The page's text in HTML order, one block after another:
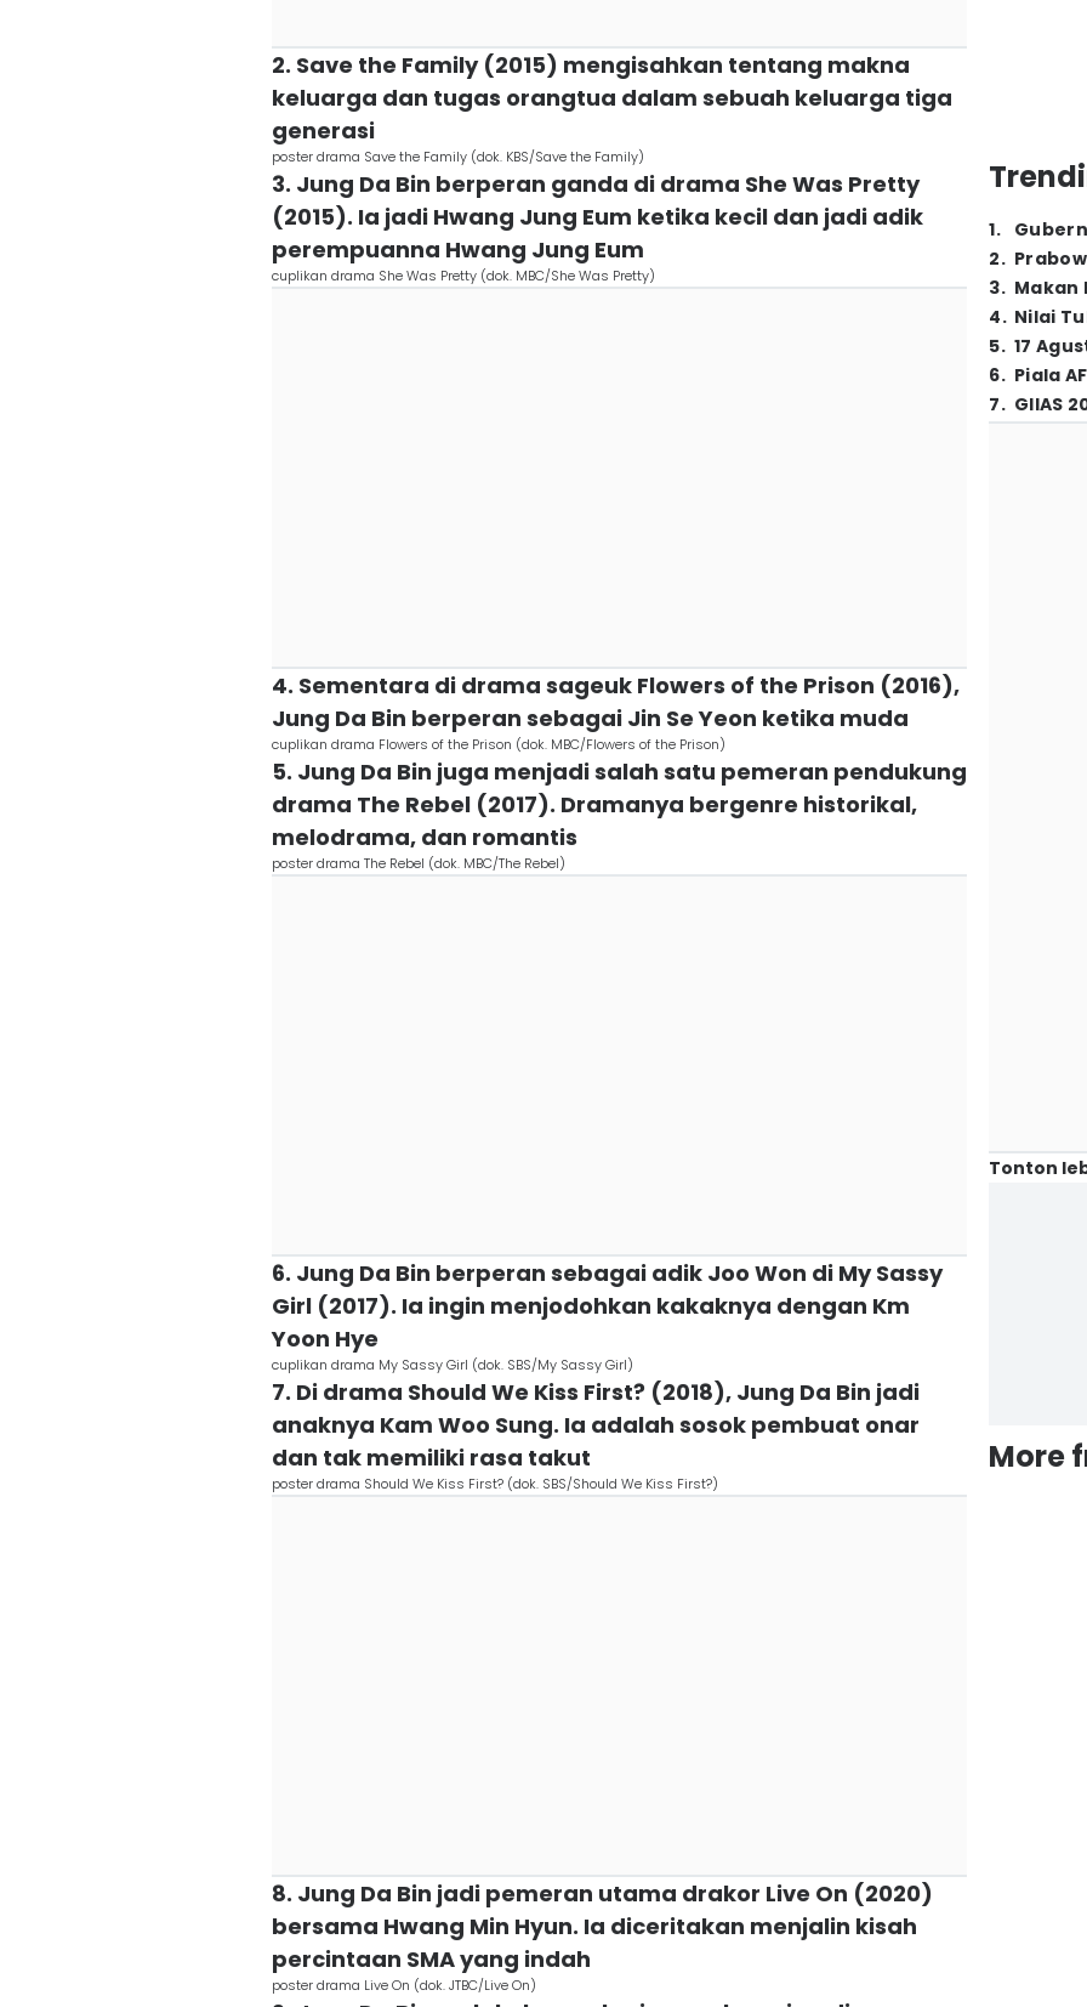
2. Save the Family (2015) mengisahkan tentang makna
keluarga dan tugas orangtua dalam sebuah keluarga tiga
generasi
poster drama Save the Family (dok. KBS/Save the Family)
3. Jung Da Bin berperan ganda di drama She Was Pretty
(2015). Ia jadi Hwang Jung Eum ketika kecil dan jadi adik
perempuanna Hwang Jung Eum
cuplikan drama She Was Pretty (dok. MBC/She Was Pretty)
4. Sementara di drama sageuk Flowers of the Prison (2016),
Jung Da Bin berperan sebagai Jin Se Yeon ketika muda
cuplikan drama Flowers of the Prison (dok. MBC/Flowers of the Prison)
5. Jung Da Bin juga menjadi salah satu pemeran pendukung
drama The Rebel (2017). Dramanya bergenre historikal,
melodrama, dan romantis
poster drama The Rebel (dok. MBC/The Rebel)
6. Jung Da Bin berperan sebagai adik Joo Won di My Sassy
Girl (2017). Ia ingin menjodohkan kakaknya dengan Km
Yoon Hye
cuplikan drama My Sassy Girl (dok. SBS/My Sassy Girl)
7. Di drama Should We Kiss First? (2018), Jung Da Bin jadi
anaknya Kam Woo Sung. Ia adalah sosok pembuat onar
dan tak memiliki rasa takut
poster drama Should We Kiss First? (dok. SBS/Should We Kiss First?)
8. Jung Da Bin jadi pemeran utama drakor Live On (2020)
bersama Hwang Min Hyun. Ia diceritakan menjalin kisah
percintaan SMA yang indah
poster drama Live On (dok. JTBC/Live On)
1.
2.
3. Makan
4. Nilai
5. 17
6. Piala
7. GIIAS
Tonton
More